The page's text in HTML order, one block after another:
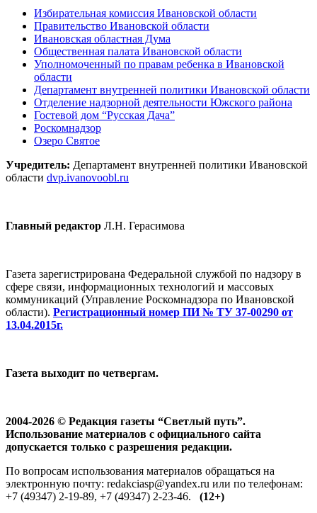
Избирательная комиссия Ивановской области
Правительство Ивановской области
Ивановская областная Дума
Общественная палата Ивановской области
Уполномоченный по правам ребенка в Ивановской
области
Департамент внутренней политики Ивановской области
Отделение надзорной деятельности Южского района
Гостевой дом “Русская Дача”
Роскомнадзор
Озеро Святое
Учредитель: Департамент внутренней политики Ивановской
области dvp.ivanovoobl.ru
Главный редактор Л.Н. Герасимова
Газета зарегистрирована Федеральной службой по надзору в
сфере связи, информационных технологий и массовых
коммуникаций (Управление Роскомнадзора по Ивановской
области). Регистрационный номер ПИ № ТУ 37-00290 от
13.04.2015г.
Газета выходит по четвергам.
2004-2026 © Редакция газеты “Светлый путь”.
Использование материалов с официального сайта
допускается только с разрешения редакции.
По вопросам использования материалов обращаться на
электронную почту: redakciasp@yandex.ru или по телефонам:
+7 (49347) 2-19-89, +7 (49347) 2-23-46. (12+)